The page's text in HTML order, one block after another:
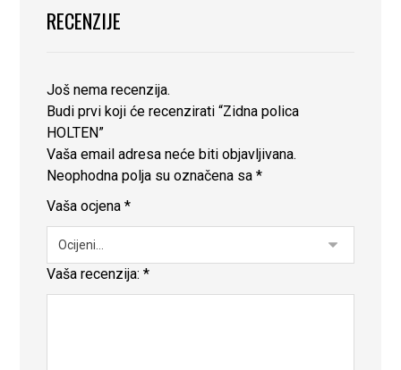
RECENZIJE
Još nema recenzija.
Budi prvi koji će recenzirati “Zidna polica
HOLTEN”
Vaša email adresa neće biti objavljivana.
Neophodna polja su označena sa*
Vaša ocjena*
Vaša recenzija:*